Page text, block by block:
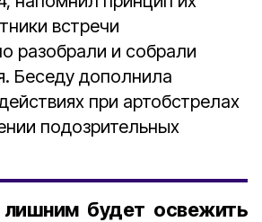
встречи
разобрали и собрали
Беседу дополнила
при артобстрелах
подозрительных
лишним будет освежить